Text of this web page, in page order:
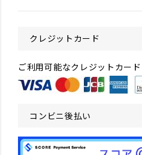
クレジットカード
ご利用可能なクレジットカード
コンビニ後払い